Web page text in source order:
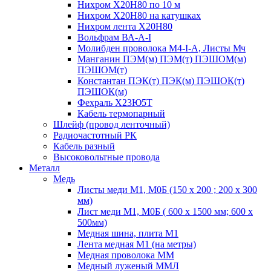
Нихром Х20Н80 по 10 м
Нихром Х20Н80 на катушках
Нихром лента Х20Н80
Вольфрам ВА-А-I
Молибден проволока М4-I-А, Листы Мч
Манганин ПЭМ(м) ПЭМ(т) ПЭШОМ(м)
ПЭШОМ(т)
Константан ПЭК(т) ПЭК(м) ПЭШОК(т)
ПЭШОК(м)
Фехраль Х23Ю5Т
Кабель термопарный
Шлейф (провод ленточный)
Радиочастотный РК
Кабель разный
Высоковольтные провода
Металл
Медь
Листы меди М1, М0Б (150 х 200 ; 200 х 300
мм)
Лист меди М1, М0Б ( 600 х 1500 мм; 600 х
500мм)
Медная шина, плита М1
Лента медная М1 (на метры)
Медная проволока ММ
Медный луженый ММЛ